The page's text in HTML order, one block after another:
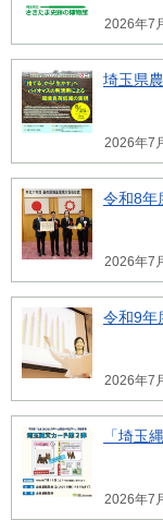
2026年7
埼玉県
2026年7
令和8年
2026年7
令和9年
2026年7
「埼玉
2026年7